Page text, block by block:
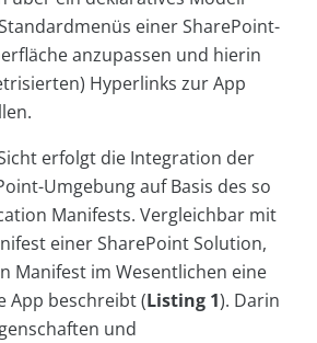
einer SharePoint-
anzupassen und hierin
Hyperlinks zur App
erfolgt die Integration der
Umgebung auf Basis des so
Manifests. Vergleichbar mit
einer SharePoint Solution,
Manifest im Wesentlichen eine
App beschreibt (Listing 1). Darin
und